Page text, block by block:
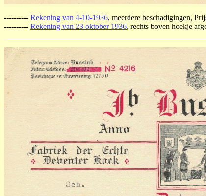
---------- Rekening van 4-10-1936, meerdere beschadigingen,
---------- Rekening van 23 oktober 1936, rechts boven hoekje